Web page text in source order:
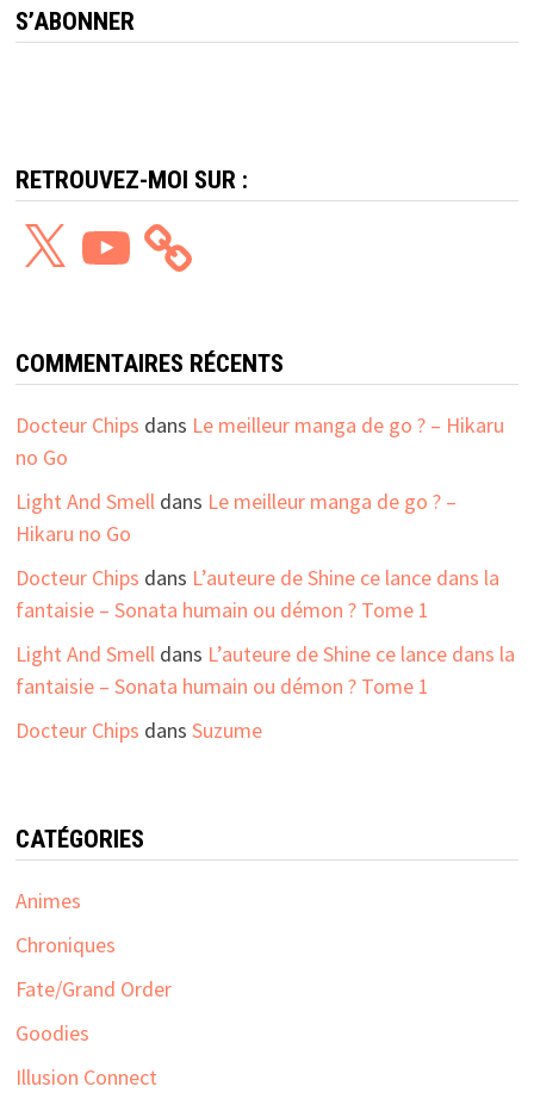
S’ABONNER
RETROUVEZ-MOI SUR :
YouTube
COMMENTAIRES RÉCENTS
Docteur Chips dans Le meilleur manga de go ? – Hikaru
no Go
Light And Smelldans Le meilleur manga de go ? –
Hikaru no Go
Docteur Chips dans L’auteure de Shine ce lance dans la
fantaisie – Sonata humain ou démon ? Tome 1
Light And Smelldans L’auteure de Shine ce lance dans la
fantaisie – Sonata humain ou démon ? Tome 1
Docteur Chips dans Suzume
CATÉGORIES
Animes
Chroniques
Fate/Grand Order
Goodies
Illusion Connect